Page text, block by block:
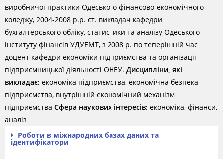
виробничої практики Одеського фінансово-економічного
коледжу, 2004-2008 р.р. ст. викладач кафедри
бухгалтерського обліку, статистики та аналізу Одеського
інституту фінансів УДУЕМТ, з 2008 р. по теперішній час
доцент кафедри економіки підприємства та організації
підприємницької діяльності ОНЕУ. Дисципліни, які
викладає: економіка підприємства, економічна безпека
підприємства, внутрішній економічний механізм
підприємства Сфера наукових інтересів: економіка, фінанси,
аналіз
Роботи в міжнародних базах даних та
ідентифікатори